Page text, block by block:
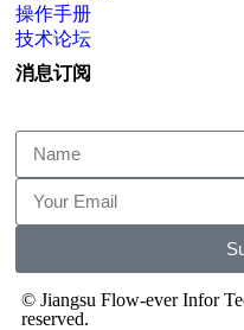
操作手册
技术论坛
消息订阅
© Jiangsu Flow-ever Infor
reserved.